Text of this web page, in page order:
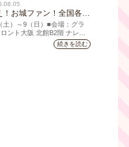
！お城ファン！全国各地
城PRブースが群雄割
『大阪・お城フェス
』、いよいよ8/8（土）
⼟）～9（日）■会場：グラ
ント⼤阪 北館B2階 ナレッ
ャピタル コングレコンベンシ
センター ⼤⼈ 前売1,400円
続きを読む